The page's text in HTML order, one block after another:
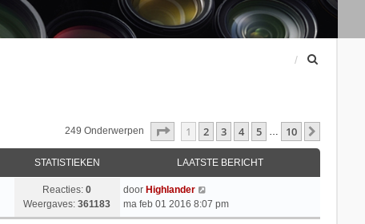
249 Onderwerpen Pagina1 Van 10
1 2 3 4 5 … 10
STATISTIEKEN LAATSTE BERICHT
Reacties:0
Weergaves:361183
door Highlander
ma feb 01 2016 8:07 pm